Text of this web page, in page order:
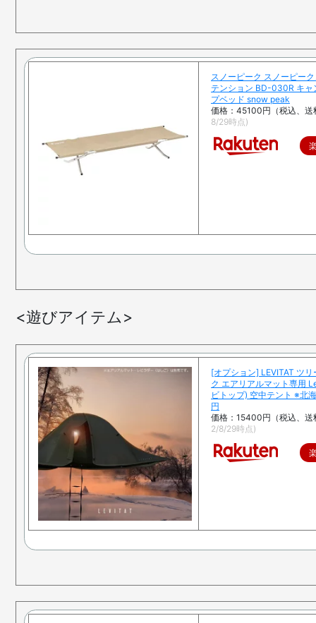
スノーピーク スノーピー
テンション BD-030R キャ
プベッド snow peak
価格：45100円（税込、送
8/29時点)
<遊びアイテム>
[オプション] LEVITAT ツ
ク エアリアルマット専用
ビトップ) 空中テント ※北
円
価格：15400円（税込、送
2/8/29時点)